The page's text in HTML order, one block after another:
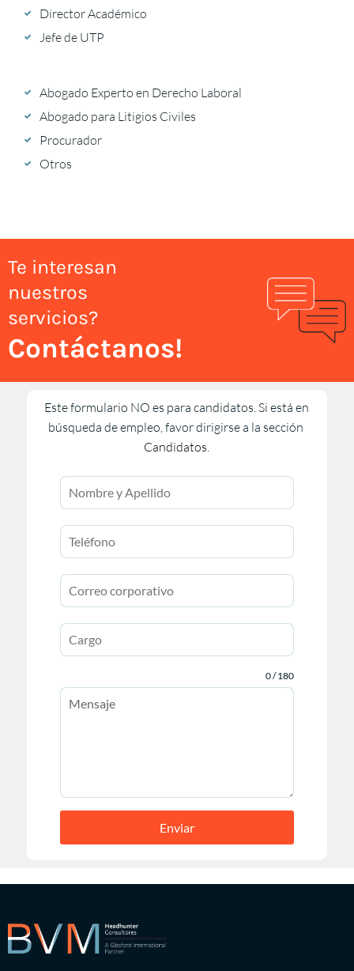
Director Académico
Jefe de UTP
Abogado Experto en Derecho Laboral
Abogado para Litigios Civiles
Procurador
Otros
Te interesan
nuestros
servicios?
Contáctanos!
Este formulario NO es para candidatos. Si está en
búsqueda de empleo, favor dirigirse a la sección
Candidatos.
0 / 180
Enviar